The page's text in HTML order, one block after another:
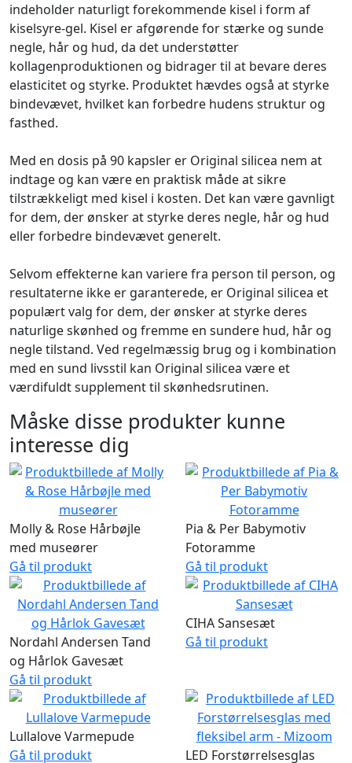
indeholder naturligt forekommende kisel i form af
kiselsyre-gel. Kisel er afgørende for stærke og sunde
negle, hår og hud, da det understøtter
kollagenproduktionen og bidrager til at bevare deres
elasticitet og styrke. Produktet hævdes også at styrke
bindevævet, hvilket kan forbedre hudens struktur og
fasthed.
Med en dosis på 90 kapsler er Original silicea nem at
indtage og kan være en praktisk måde at sikre
tilstrækkeligt med kisel i kosten. Det kan være gavnligt
for dem, der ønsker at styrke deres negle, hår og hud
eller forbedre bindevævet generelt.
Selvom effekterne kan variere fra person til person, og
resultaterne ikke er garanterede, er Original silicea et
populært valg for dem, der ønsker at styrke deres
naturlige skønhed og fremme en sundere hud, hår og
negle tilstand. Ved regelmæssig brug og i kombination
med en sund livsstil kan Original silicea være et
værdifuldt supplement til skønhedsrutinen.
Måske disse produkter kunne
interesse dig
Molly & Rose Hårbøjle
med museører
Gå til produkt
Pia & Per Babymotiv
Fotoramme
Gå til produkt
Nordahl Andersen Tand
og Hårlok Gavesæt
Gå til produkt
CIHA Sansesæt
Gå til produkt
Lullalove Varmepude
Gå til produkt
LED Forstørrelsesglas